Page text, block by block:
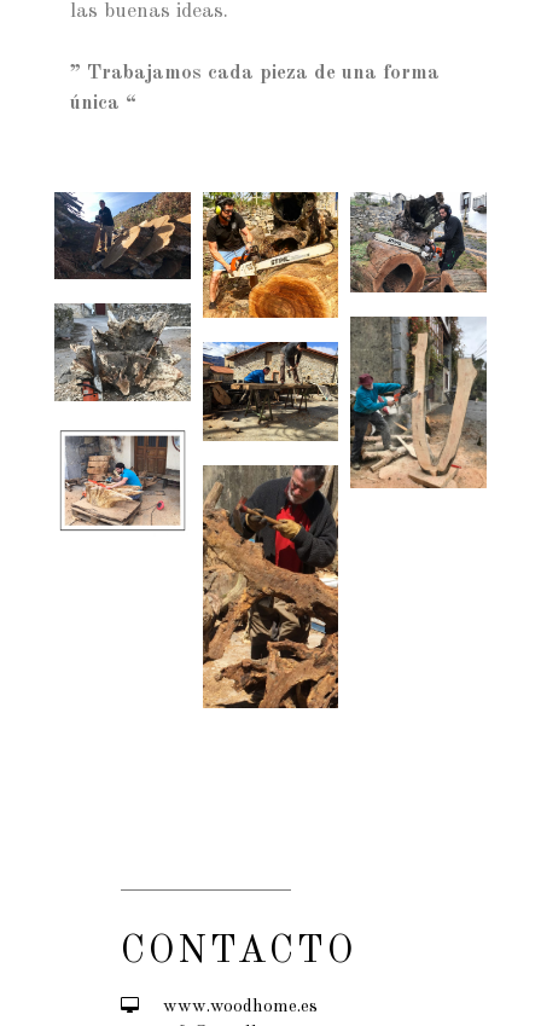
las buenas ideas.
” Trabajamos cada pieza de una forma
única “
CONTACTO
www.woodhome.es